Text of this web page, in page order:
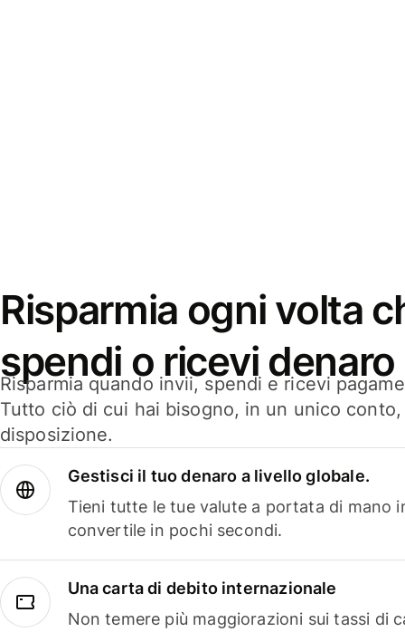
Risparmia ogni volta
spendi o ricevi denaro
Risparmia quando invii, spendi e ricevi
Tutto ciò di cui hai bisogno, in un unico
disposizione.
Gestisci il tuo denaro a livello globale.
Tieni tutte le tue valute a portata di mano
convertile in pochi secondi.
Una carta di debito internazionale
Non temere più maggiorazioni sui tassi di